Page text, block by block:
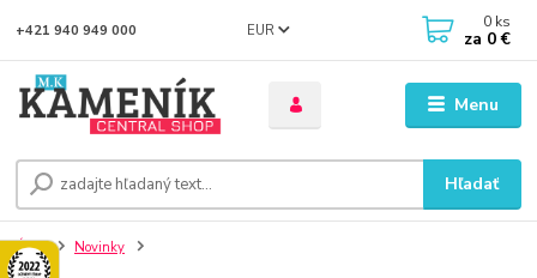
Menu
EUR
Hľadať
+421 940 949 000 0 ks
za 0 €
Úvod Novinky